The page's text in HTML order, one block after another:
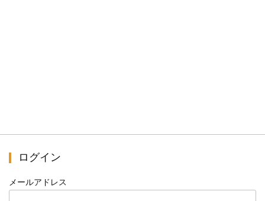
ログイン
メールアドレス